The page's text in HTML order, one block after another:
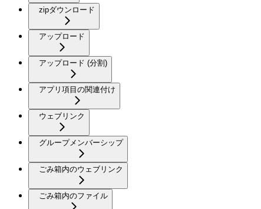
zipダウンロード
アップロード
アップロード (分割)
アプリ項目の関連付け
ウェブリンク
グループメンバーシップ
ごみ箱内のウェブリンク
ごみ箱内のファイル